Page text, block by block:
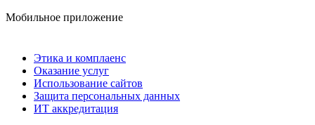
Мобильное приложение
Этика и комплаенс
Оказание услуг
Использование сайтов
Защита персональных данных
ИТ аккредитация